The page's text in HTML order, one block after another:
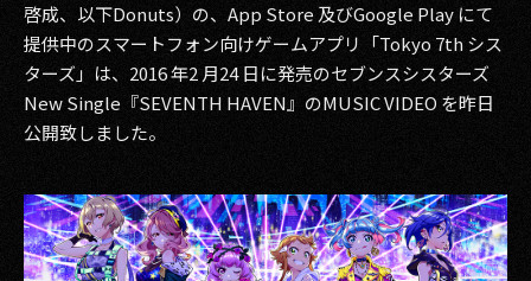
イベント
タテドラ
その他事業
2026
2025
PRIVACY POLICY
啓成、以下Donuts）の、App Store 及びGoogle Play にて
提供中のスマートフォン向けゲームアプリ「Tokyo 7th シス
ターズ」は、2016 年2 月24 日に発売のセブンスシスターズ
New Single『SEVENTH HAVEN』のMUSIC VIDEO を昨日
公開致しました。